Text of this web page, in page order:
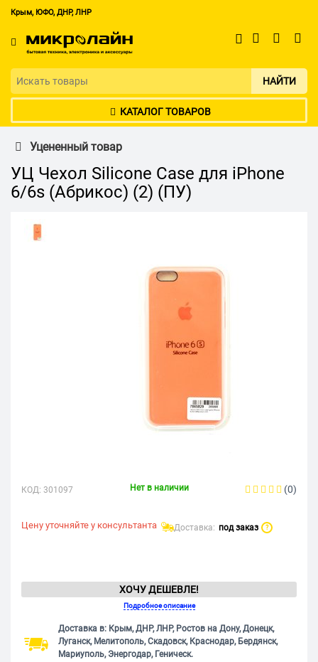
Крым, ЮФО, ДНР, ЛНР
НАЙТИ
КАТАЛОГ ТОВАРОВ
Уцененный товар
УЦ Чехол Silicone Case для iPhone
6/6s (Абрикос) (2) (ПУ)
КОД: 301097 Нет в наличии (0)
Цену уточняйте у консультанта Доставка: под заказ ?
ХОЧУ ДЕШЕВЛЕ!
Подробное описание
Доставка в: Крым, ДНР, ЛНР, Ростов на Дону, Донецк,
Луганск, Мелитополь, Скадовск, Краснодар, Бердянск,
Мариуполь, Энергодар, Геническ.